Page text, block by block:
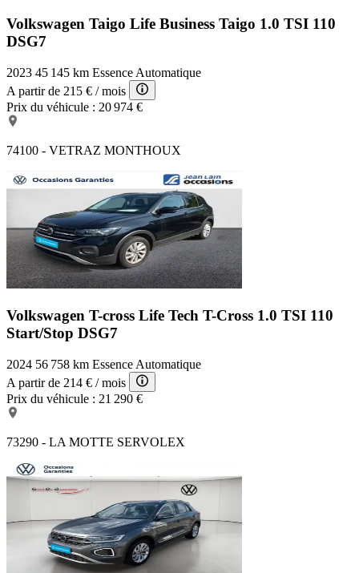
Volkswagen Taigo Life Business Taigo 1.0 TSI 110
DSG7
2023 45 145 km Essence Automatique
A partir de 215 € / mois
Prix du véhicule : 20 974 €
74100 - VETRAZ MONTHOUX
Volkswagen T-cross Life Tech T-Cross 1.0 TSI 110
Start/Stop DSG7
2024 56 758 km Essence Automatique
A partir de 214 € / mois
Prix du véhicule : 21 290 €
73290 - LA MOTTE SERVOLEX